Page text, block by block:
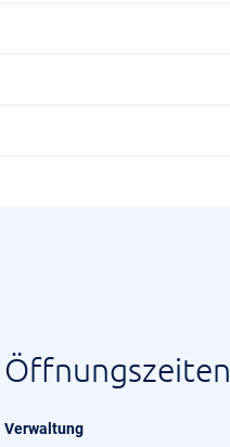
Öffnungszeiten
Verwaltung